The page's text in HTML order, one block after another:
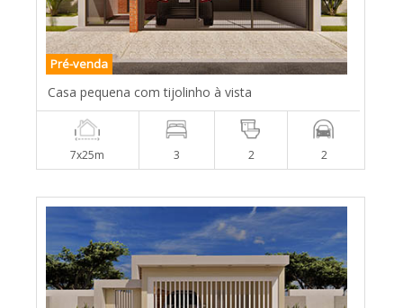
Pré-venda
Casa pequena com tijolinho à vista
7x25m 3 2 2